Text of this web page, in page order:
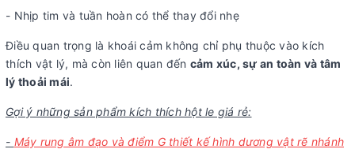
- Nhịp tim và tuần hoàn có thể thay đổi nhẹ
Điều quan trọng là khoái cảm không chỉ phụ thuộc vào kích
thích vật lý, mà còn liên quan đến cảm xúc, sự an toàn và tâm
lý thoải mái.
Gợi ý những sản phẩm kích thích hột le giá rẻ:
- Máy rung âm đạo và điểm G thiết kế hình dương vật rẽ nhánh